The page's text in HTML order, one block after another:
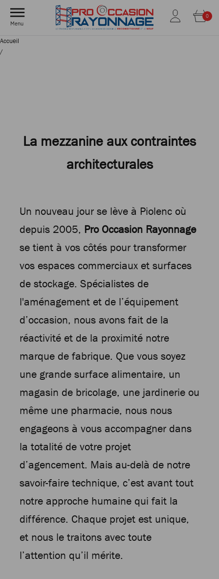
Menu
0
Accueil
/
La mezzanine aux contraintes
architecturales
Un nouveau jour se lève à Piolenc où
depuis 2005, Pro Occasion Rayonnage
se tient à vos côtés pour transformer
vos espaces commerciaux et surfaces
de stockage. Spécialistes de
l'aménagement et de l’équipement
d’occasion, nous avons fait de la
réactivité et de la proximité notre
marque de fabrique. Que vous soyez
une grande surface alimentaire, un
magasin de bricolage, une jardinerie ou
même une pharmacie, nous nous
engageons à vous accompagner dans
la totalité de votre projet
d’agencement. Mais au-delà de notre
savoir-faire technique, c’est avant tout
notre approche humaine qui fait la
différence. Chaque projet est unique,
et nous le traitons avec toute
l’attention qu’il mérite.